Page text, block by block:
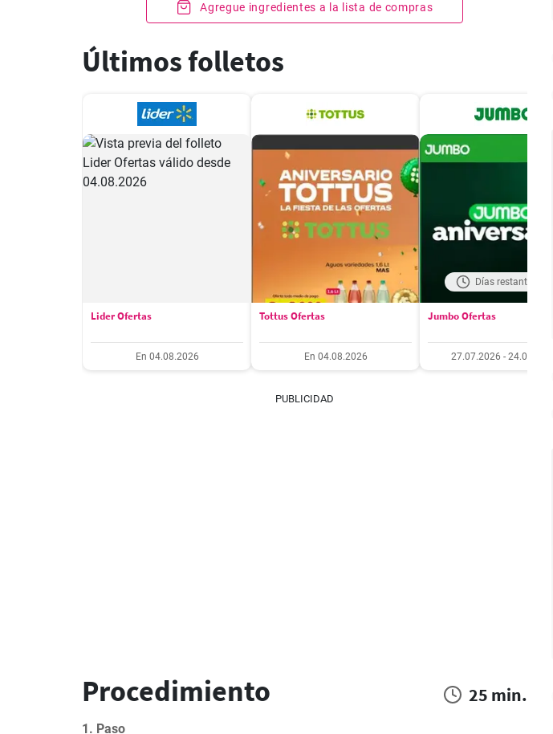
Agregue ingredientes a la lista de compras
Últimos folletos
Lider Ofertas
En 04.08.2026
Tottus Ofertas
En 04.08.2026
Días restantes: 18
Jumbo Ofertas
27.07.2026 - 24.08.2026
PUBLICIDAD
Procedimiento 25 min.
1. Paso